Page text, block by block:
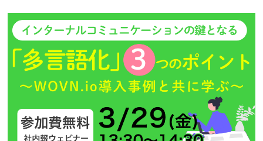
支援実績
トレンド用語集
社長ブログ